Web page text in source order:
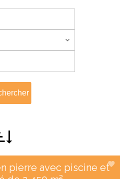
pierre avec piscine et